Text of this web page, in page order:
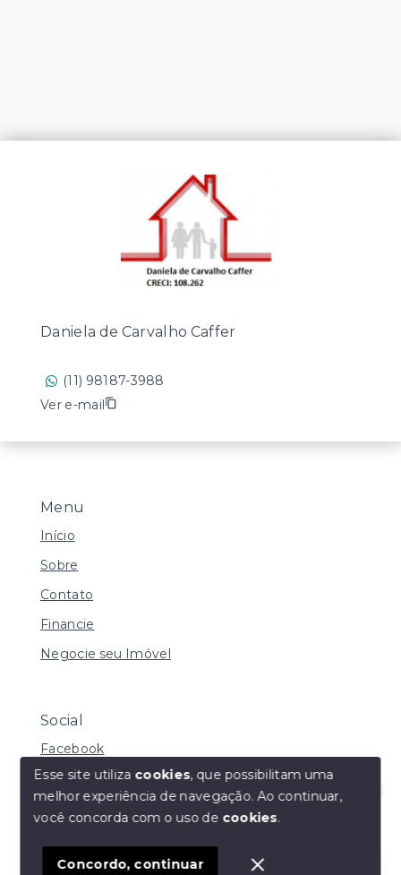
Olá! Estamos disponíveis para te ajudar.
Menu
Início
Sobre
Contato
Financie
Negocie seu Imóvel
Social
Facebook
© Copyright 2026 - Daniela de Carvalho Caffer - Todos
SITE PARA IMOBILIARIA
Daniela de Carvalho Caffer
(11) 98187-3988
Ver e-mail
Esse site utiliza cookies, que possibilitam uma
melhor experiência de navegação.Ao continuar,
você concorda com o uso de cookies.
Concordo, continuar